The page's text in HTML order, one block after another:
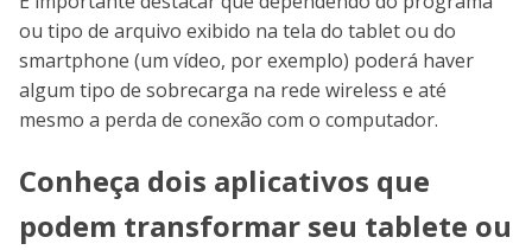
ou tipo de arquivo exibido na tela do tablet ou do
smartphone (um vídeo, por exemplo) poderá haver
algum tipo de sobrecarga na rede wireless e até
mesmo a perda de conexão com o computador.
Conheça dois aplicativos que
podem transformar seu tablete ou